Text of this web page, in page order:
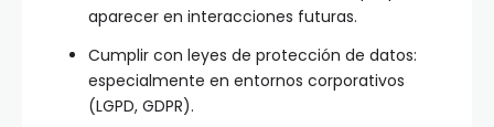
aparecer en interacciones futuras.
Cumplir con leyes de protección de datos:
especialmente en entornos corporativos
(LGPD, GDPR).